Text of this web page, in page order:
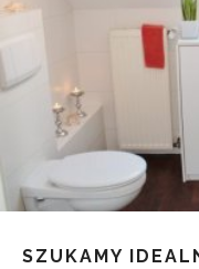
SZUKAMY